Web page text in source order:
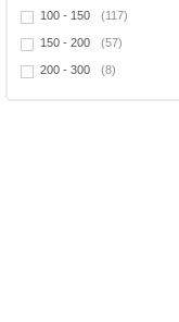
100 - 150 (117)
150 - 200 (57)
200 - 300 (8)